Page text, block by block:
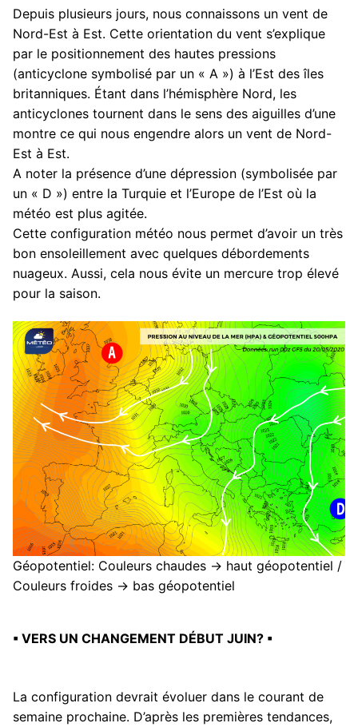
Depuis plusieurs jours, nous connaissons un vent de
Nord-Est à Est. Cette orientation du vent s’explique
par le positionnement des hautes pressions
(anticyclone symbolisé par un « A ») à l’Est des îles
britanniques. Étant dans l’hémisphère Nord, les
anticyclones tournent dans le sens des aiguilles d’une
montre ce qui nous engendre alors un vent de Nord-
Est à Est.
A noter la présence d’une dépression (symbolisée par
un « D ») entre la Turquie et l’Europe de l’Est où la
météo est plus agitée.
Cette configuration météo nous permet d’avoir un très
bon ensoleillement avec quelques débordements
nuageux. Aussi, cela nous évite un mercure trop élevé
pour la saison.
Géopotentiel: Couleurs chaudes -> haut géopotentiel /
Couleurs froides -> bas géopotentiel
▪ VERS UN CHANGEMENT DÉBUT JUIN? ▪
La configuration devrait évoluer dans le courant de
semaine prochaine. D’après les premières tendances,